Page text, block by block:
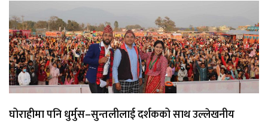
घोराहीमा पनि धुर्मुस–सुन्तलीलाई दर्शकको साथ उल्लेखनीय